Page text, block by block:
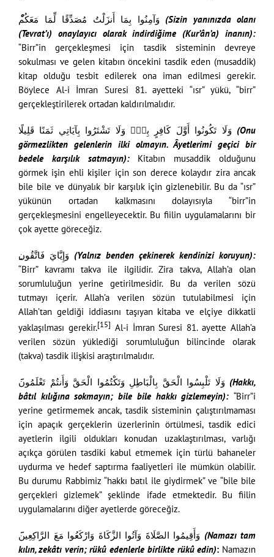
وَآمِنُوا بِمَا أَنزَلْتُ مُصَدِّقًا لِّمَا مَعَكُم
(Tevrat’ı) onaylayıcı olarak indirdiğime (Kur’ân’a) inanın):
“Birr”in gerçekleşmesi için tasdik sisteminin devreye
sokulması ve gelen kitabın öncekini tasdik eden (musaddik)
kitap olduğu tesbit edilerek ona iman edilmesi gerekir.
Böylece Al-i İmran Suresi 81. ayetteki “ısr” yükü, “birr”
gerçekleştirilerek ortadan kaldırılmalıdır.
وَلَا تَكُونُوا أَوَّلَ كَافِرٍ بِهِۖ وَلَا تَشْتَرُوا بِآيَاتِي ثَمَنًا قَلِيلًا (Onu
görmezlikten gelenlerin ilki olmayın. Âyetlerimi geçici bir
bedele karşılık satmayın):Kitabın musaddik olduğunu
görmek işin ehli kişiler için son derece kolaydır zira ancak
bile bile ve dünyalık bir karşılık için gizlenebilir. Bu da “ısr”
yükünün ortadan kalkmasını dolayısıyla “birr”in
gerçekleşmesini engelleyecektir. Bu fiilin uygulamalarını bir
çok ayette göreceğiz.
وَإِيَّايَ فَاتَّقُون ِ (Yalnız benden çekinerek kendinizi koruyun):
“Birr” kavramı takva ile ilgilidir. Zira takva, Allah’a olan
sorumluluğun yerine getirilmesidir. Bu da verilen sözü
tutmayı içerir. Allah’a verilen sözün tutulabilmesi için
Allah’tan geldiği iddiasını taşıyan kitaba ve elçiye dikkatli
yaklaşılması gerekir.[15] Al-i İmran Suresi 81. ayette Allah’a
verilen sözün yüklediği sorumluluğun bilincinde olarak
(takva) tasdik ilişkisi araştırılmalıdır.
وَلَا تَلْبِسُوا الْحَقَّ بِالْبَاطِلِ وَتَكْتُمُوا الْحَقَّ وَأَنتُمْ تَعْلَمُون
bâtıl kılığına sokmayın; bile bile hakkı gizlemeyin): “Birr”i
yerine getirmemek ancak, tasdik sisteminin çalıştırılmaması
için apaçık gerçeklerin üzerlerinin örtülmesi, tasdik edici
ayetlerin ilgili oldukları konudan uzaklaştırılması, varlığı
açıkça görülen tasdiki kabul etmemek için türlü bahaneler
uydurma ve hedef saptırma faaliyetleri ile mümkün olabilir.
Bu durumu Rabbimiz “hakkı batıl ile giydirmek” ve “bile bile
gerçekleri gizlemek” şeklinde ifade etmektedir. Bu fiilin
uygulamalarını diğer ayetlerde göreceğiz.
وَأَقِيمُوا الصَّلَاةَ وَآتُوا الزَّكَاةَ وَارْكَعُوا مَعَ الرَّاكِعِين
kılın, zekâtı verin; rükû edenlerle birlikte rükû edin): Namazın